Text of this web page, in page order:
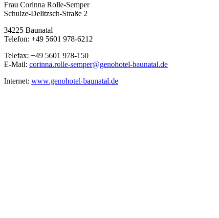
Frau Corinna Rolle-Semper
Schulze-Delitzsch-Straße 2
34225 Baunatal
Telefon: +49 5601 978-6212
Telefax: +49 5601 978-150
E-Mail: corinna.rolle-semper@genohotel-baunatal.de
Internet: www.genohotel-baunatal.de